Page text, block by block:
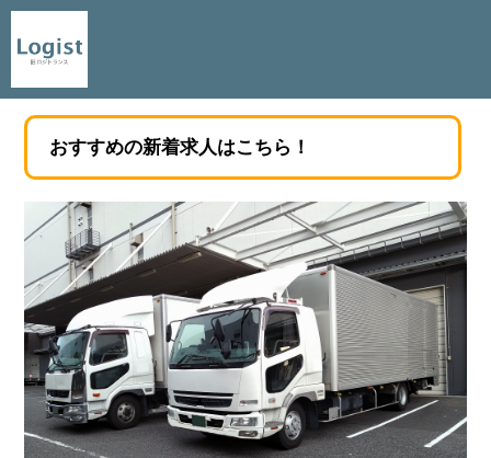
おすすめの新着求人はこちら！